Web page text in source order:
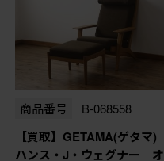
商品番号 B-068558
【買取】GETAMA(ゲタマ)
ハンス・J・ウェグナー オ